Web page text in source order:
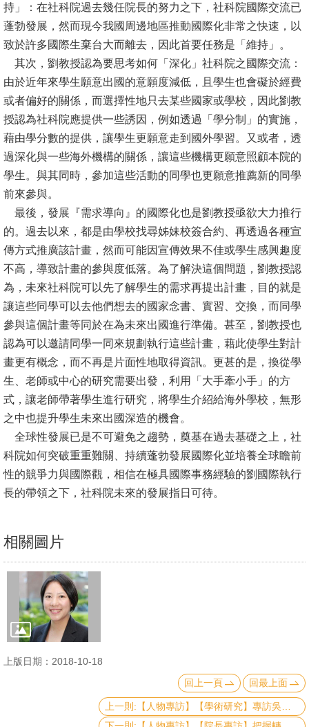
教
研
資
源
與
圖
書
館
回
首
頁
臺
大
首
頁
網
站
導
覽
English
心
輔
專
facebook
持」：在社科院過去幾任院長的努力之下，社科院國際交流已
蓬勃發展，然而現今我國周邊地區推動國際化非常之快速，以
致於許多國際生棄台大而離去，因此首要任務是「維持」。
其次，劉教授認為要思考如何「深化」社科院之國際交流：
由於近年來學生願意出國的意願度減低，且學生也會礙於經費
或者偏好的關係，而選擇性地只去某些國家或學校，因此劉教
授認為社科院應提供一些誘因，例如透過「學分制」的實施，
藉由學分數的提供，讓學生更願意走到國外學習。又或者，透
過深化與一些海外機構的關係，讓這些機構更願意照顧本院的
學生。與其同時，參加這些活動的同學也更願意推薦新的同學
前來參與。
最後，發展『需求導向』的國際化也是劉教授亟欲大力推行
的。過去以來，都是由學校找尋姊妹校簽合約、再透過各種宣
傳方式推廣該計畫，然而可能因宣傳效果不佳或學生感興趣度
不高，導致計畫的參與度低落。為了解決這個問題，劉教授認
為，未來社科院可以先了解學生的需求再提出計畫，目的就是
讓這些同學可以去他們想去的國家念書、實習、交換，而同學
參與這個計畫等同於在為未來出國進行準備。甚至，劉教授也
認為可以邀請同學一同來規劃執行這些計畫，藉此使學生對計
畫更有概念，而不再是片面性地取得資訊。更甚的是，換從學
生、老師或中心的研究需要出發，利用「大手牽小手」的方
式，讓老師帶著學生進行研究，將學生介紹給海外學校，無形
之中也提升學生未來出國深造的機會。
全球性發展已是不可避免之趨勢，奠基在過去基礎之上，社
科院如何突破重重難關、持續蓬勃發展國際化並培養全球瞻前
性的競爭力與國際觀，相信在極具國際事務經驗的劉國際執行
長的帶領之下，社科院未來的發展指日可待。
相關圖片
上版日期：2018-10-18
回上一頁
回最上面